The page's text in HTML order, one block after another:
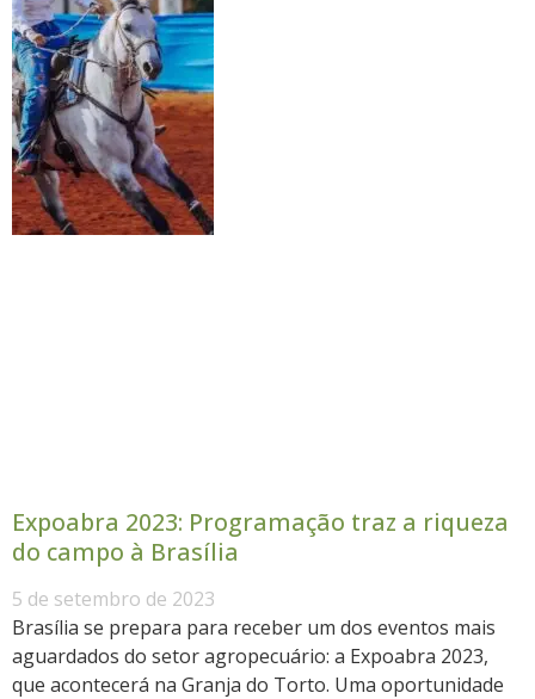
Expoabra 2023: Programação traz a riqueza
do campo à Brasília
5 de setembro de 2023
Brasília se prepara para receber um dos eventos mais
aguardados do setor agropecuário: a Expoabra 2023,
que acontecerá na Granja do Torto. Uma oportunidade